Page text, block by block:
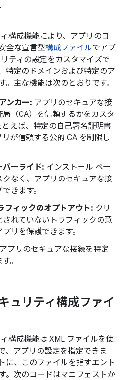
構成機能により、アプリのコ
全な宣言型構成ファイルでアプ
ティの設定をカスタマイズで
特定のドメインおよび特定のア
。主な機能は次のとおりです。
ンカー: アプリのセキュアな接
（CA）を信頼するかをカスタ
えば、特定の自己署名証明書
が信頼する公的 CA を制限し
バーライド: インストール ベー
なく、アプリのセキュアな接
きます。
フィックのオプトアウト: クリ
れていないトラフィックの意
リを保護できます。
アプリのセキュアな接続を特定
。
ュリティ構成ファイ
構成機能は XML ファイルを使
、アプリの設定を指定できま
に、このファイルを指すエント
。次のコードはマニフェストか